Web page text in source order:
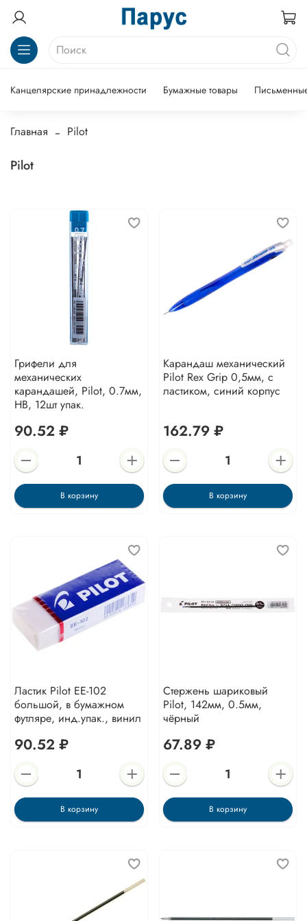
Канцелярские принадлежности Бумажные товары
Главная Pilot
Pilot
Грифели для
механических
карандашей, Pilot, 0.7мм,
HB, 12шт упак.
90.52 ₽
В корзину
Карандаш механический
Pilot Rex Grip 0,5мм, с
ластиком, синий корпус
162.79 ₽
В корзину
Ластик Pilot ЕЕ-102
большой, в бумажном
футляре, инд.упак., винил
90.52 ₽
В корзину
Стержень шариковый
Pilot, 142мм, 0.5мм,
чёрный
67.89 ₽
В корзину